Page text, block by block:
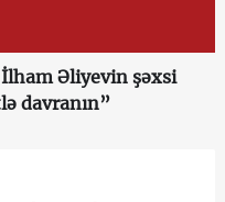
Əliyevin şəxsi
davranın”